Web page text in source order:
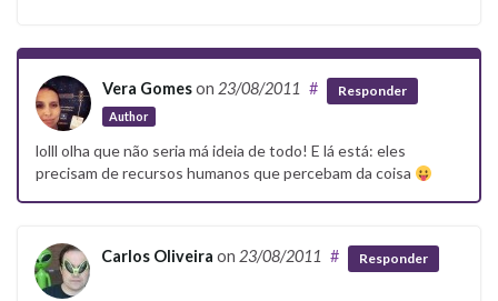
Vera Gomeson 23/08/2011
Author
# Responder
lolll olha que não seria má ideia de todo! E lá está: eles
precisam de recursos humanos que percebam da coisa
Carlos Oliveira on 23/08/2011 # Responder